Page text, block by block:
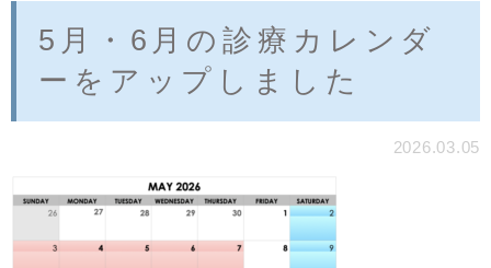
5月・6月の診療カレンダ
ーをアップしました
2026.03.05